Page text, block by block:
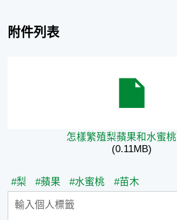
附件列表
怎樣繁殖梨蘋果和水蜜
(0.11MB)
#梨 #蘋果 #水蜜桃 #苗木